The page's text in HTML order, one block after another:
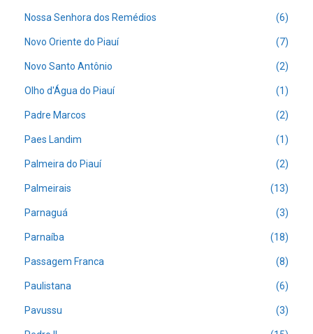
Nossa Senhora dos Remédios (6)
Novo Oriente do Piauí (7)
Novo Santo Antônio (2)
Olho d'Água do Piauí (1)
Padre Marcos (2)
Paes Landim (1)
Palmeira do Piauí (2)
Palmeirais (13)
Parnaguá (3)
Parnaíba (18)
Passagem Franca (8)
Paulistana (6)
Pavussu (3)